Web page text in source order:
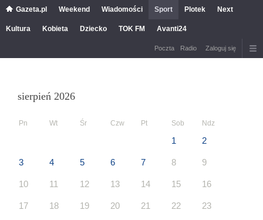
Gazeta.pl Weekend Wiadomości Sport Plotek Next
Kultura Kobieta Dziecko TOK FM Avanti24
Poczta Radio Zaloguj się
sierpień 2026
Pn Wt Śr Czw Pt Sob Ndz
1 2
3 4 5 6 7 8 9
10 11 12 13 14 15 16
17 18 19 20 21 22 23